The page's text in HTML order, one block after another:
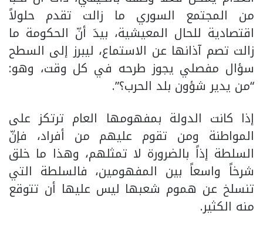
من المجتمع السوري ما زالت تقدم حلولاً
اقتصادية للحال المعيشية، بيدَ أنّ الحكومة ما
زالت تصم آذانها عن الاستماع، ليبرز إلى السطح
سؤال مفصلي يجوز طرحه في كل وقت، وهو:
“من يدير شؤون بلد الحرب؟”.
إذا كانت الدولة بمفهومها العام ترتكز على
المواطنة ومن تقوم عليهم من أفراد، فإنّ
السلطة إذاً بالضرورة لا تمثلهم، وهذا ما خلق
شرخاً واسعاً بين المفهومين، فالسلطة التي
تنسلخ عن هموم شعبها ليس عليها أن تتوقع
منه الكثير.